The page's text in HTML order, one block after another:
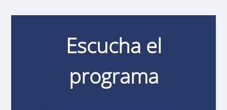
Escucha el
programa